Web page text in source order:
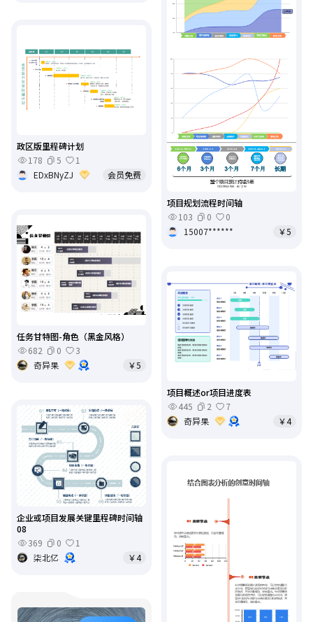
项目规划流程时间轴
103
0
0
15007******
￥5
政区版里程碑计划
178
5
1
EDxBNyZJ
会员免费
任务甘特图-角色（黑金风格）
682
0
3
奇异果
￥5
项目概述or项目进度表
445
2
7
奇异果
￥4
企业或项目发展关键里程碑时间轴
08
369
0
1
柒北亿
￥4